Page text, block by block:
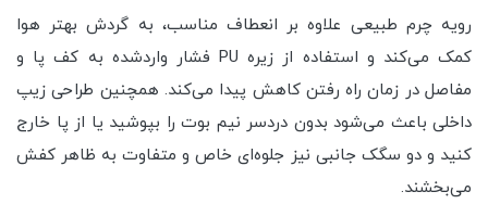
رویه چرم طبیعی علاوه بر انعطاف مناسب، به گردش بهتر هوا
کمک می‌کند و استفاده از زیره PU فشار واردشده به کف پا و
مفاصل در زمان راه رفتن کاهش پیدا می‌کند. همچنین طراحی زیپ
داخلی باعث می‌شود بدون دردسر نیم بوت را بپوشید یا از پا خارج
کنید و دو سگک جانبی نیز جلوه‌ای خاص و متفاوت به ظاهر کفش
می‌بخشند.